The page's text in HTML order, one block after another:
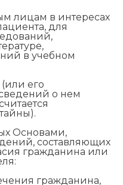
лицам в интересах
для
в учебном
его
о нем
Основами,
составляющих
гражданина или
гражданина,